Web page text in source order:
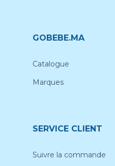
GOBEBE.MA
Catalogue
Marques
SERVICE CLIENT
Suivre la commande